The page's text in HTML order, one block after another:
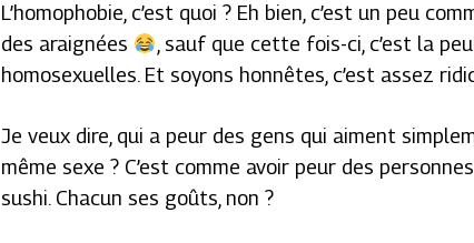
L’homophobie, c’est quoi ? Eh bien, c’est un peu
des araignées
, sauf que cette fois-ci, c’est la
homosexuelles. Et soyons honnêtes, c’est assez
Je veux dire, qui a peur des gens qui aiment
même sexe ? C’est comme avoir peur des
sushi. Chacun ses goûts, non ?